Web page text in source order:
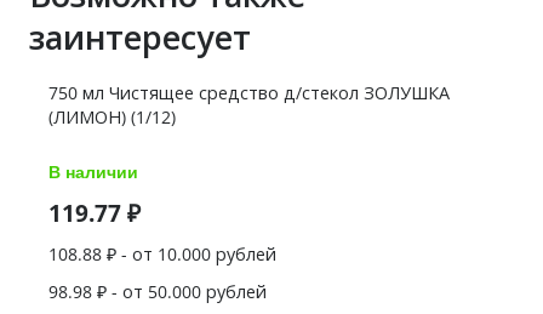
заинтересует
750 мл Чистящее средство д/стекол ЗОЛУШКА
(ЛИМОН) (1/12)
В наличии
119.77₽
108.88 ₽ - от 10.000 рублей
98.98 ₽ - от 50.000 рублей